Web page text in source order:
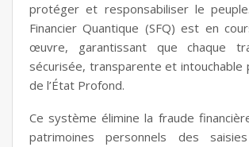
protéger et responsabiliser le
Financier Quantique (SFQ) est en
œuvre, garantissant que chaque
sécurisée, transparente et intouchable
de l’État Profond.
Ce système élimine la fraude
patrimoines personnels des